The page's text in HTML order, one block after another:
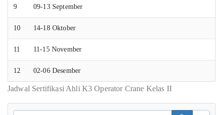
9 09-13 September
10 14-18 Oktober
11 11-15 November
12 02-06 Desember
Jadwal Sertifikasi Ahli K3 Operator Crane Kelas II